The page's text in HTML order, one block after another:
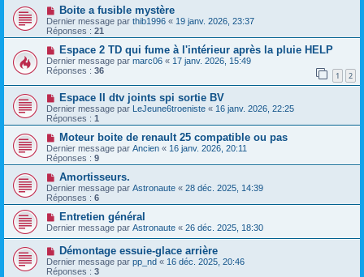
Boite a fusible mystère
Dernier message par thib1996 « 19 janv. 2026, 23:37
Réponses : 21
Espace 2 TD qui fume à l'intérieur après la pluie HELP
Dernier message par marc06 « 17 janv. 2026, 15:49
Réponses : 36 1 2
Espace II dtv joints spi sortie BV
Dernier message par LeJeune6troeniste « 16 janv. 2026, 22:25
Réponses : 1
Moteur boite de renault 25 compatible ou pas
Dernier message par Ancien « 16 janv. 2026, 20:11
Réponses : 9
Amortisseurs.
Dernier message par Astronaute « 28 déc. 2025, 14:39
Réponses : 6
Entretien général
Dernier message par Astronaute « 26 déc. 2025, 18:30
Démontage essuie-glace arrière
Dernier message par pp_nd « 16 déc. 2025, 20:46
Réponses : 3